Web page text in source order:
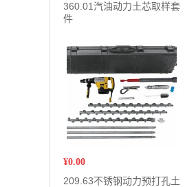
360.01汽油动力土芯取样套
件
¥0.00
209.63不锈钢动力预打孔土